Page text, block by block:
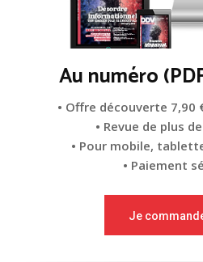
Au numéro
• Offre découverte 7,90
• Revue de plus
• Pour mobile,
• Paiement
Je